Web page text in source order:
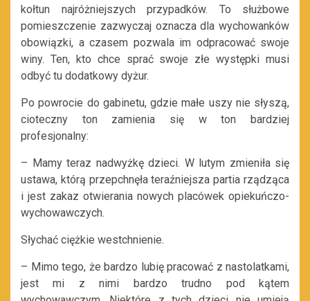
kołtun najróżniejszych przypadków. To służbowe
pomieszczenie zazwyczaj oznacza dla wychowanków
obowiązki, a czasem pozwala im odpracować swoje
winy. Ten, kto chce sprać swoje złe występki musi
odbyć tu dodatkowy dyżur.
Po powrocie do gabinetu, gdzie małe uszy nie słyszą,
cioteczny ton zamienia się w ton bardziej
profesjonalny:
– Mamy teraz nadwyżkę dzieci. W lutym zmieniła się
ustawa, którą przepchnęła teraźniejsza partia rządząca
i jest zakaz otwierania nowych placówek opiekuńczo-
wychowawczych.
Słychać ciężkie westchnienie.
– Mimo tego, że bardzo lubię pracować z nastolatkami,
jest mi z nimi bardzo trudno pod kątem